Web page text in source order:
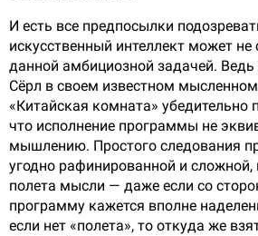
И есть все предпосылки
искусственный интеллект может не
данной амбициозной задачей.
Сёрл в своем известном
«Китайская комната» убедительно
что исполнение программы не
мышлению. Простого следования
угодно рафинированной и сложной,
полета мысли — даже если со
программу кажется вполне
если нет «полета», то откуда же